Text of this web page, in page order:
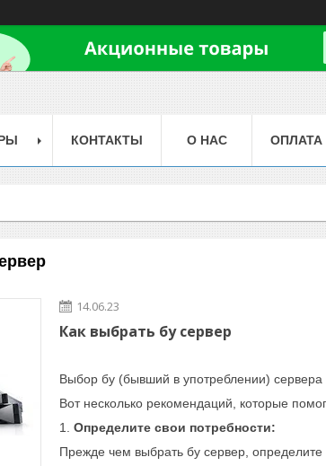
КОНТАКТЫ О НАС ОПЛАТА
14.06.23
Как выбрать бу сервер
Выбор бу (бывший в употреблении)
Вот несколько рекомендаций, которые
1. Определите свои потребности:
Прежде чем выбрать бу сервер, определите